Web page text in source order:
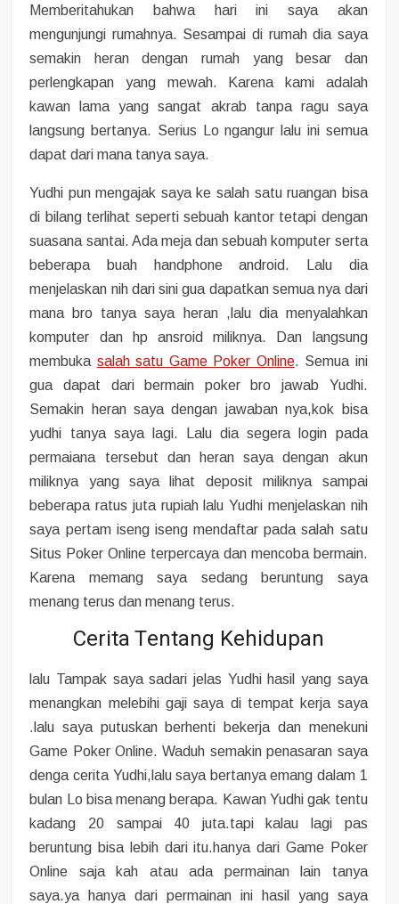
Memberitahukan bahwa hari ini saya akan
mengunjungi rumahnya. Sesampai di rumah dia saya
semakin heran dengan rumah yang besar dan
perlengkapan yang mewah. Karena kami adalah
kawan lama yang sangat akrab tanpa ragu saya
langsung bertanya. Serius Lo ngangur lalu ini semua
dapat dari mana tanya saya.
Yudhi pun mengajak saya ke salah satu ruangan bisa
di bilang terlihat seperti sebuah kantor tetapi dengan
suasana santai. Ada meja dan sebuah komputer serta
beberapa buah handphone android. Lalu dia
menjelaskan nih dari sini gua dapatkan semua nya dari
mana bro tanya saya heran ,lalu dia menyalahkan
komputer dan hp ansroid miliknya. Dan langsung
membuka salah satu Game Poker Online. Semua ini
gua dapat dari bermain poker bro jawab Yudhi.
Semakin heran saya dengan jawaban nya,kok bisa
yudhi tanya saya lagi. Lalu dia segera login pada
permaiana tersebut dan heran saya dengan akun
miliknya yang saya lihat deposit miliknya sampai
beberapa ratus juta rupiah lalu Yudhi menjelaskan nih
saya pertam iseng iseng mendaftar pada salah satu
Situs Poker Online terpercaya dan mencoba bermain.
Karena memang saya sedang beruntung saya
menang terus dan menang terus.
Cerita Tentang Kehidupan
lalu Tampak saya sadari jelas Yudhi hasil yang saya
menangkan melebihi gaji saya di tempat kerja saya
.lalu saya putuskan berhenti bekerja dan menekuni
Game Poker Online. Waduh semakin penasaran saya
denga cerita Yudhi,lalu saya bertanya emang dalam 1
bulan Lo bisa menang berapa. Kawan Yudhi gak tentu
kadang 20 sampai 40 juta.tapi kalau lagi pas
beruntung bisa lebih dari itu.hanya dari Game Poker
Online saja kah atau ada permainan lain tanya
saya.ya hanya dari permainan ini hasil yang saya